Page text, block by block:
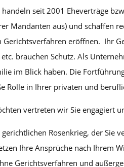
seit 2001 Eheverträge
Mandanten aus) und schaffen
eröffnen. Ihr
brauchen Schutz. Als
im Blick haben. Die
Rolle in Ihrer privaten und
vertreten wir Sie engagiert
Rosenkrieg, der Sie
Ihre Ansprüche nach Ihrem
Gerichtsverfahren und